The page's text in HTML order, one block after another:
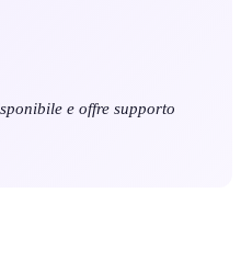
e offre supporto